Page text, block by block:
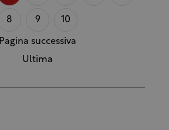
8 9 10
Pagina successiva
Ultima